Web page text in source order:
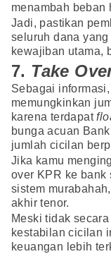
menambah beban
Jadi, pastikan
seluruh dana
kewajiban utama,
7. Take
Sebagai
memungkinkan
karena terdapat
bunga acuan
jumlah cicilan
Jika kamu
over KPR ke bank
sistem
akhir tenor.
Meski tidak
kestabilan cicilan
keuangan lebih